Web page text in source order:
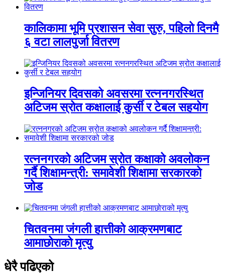
कालिकामा भूमि प्रशासन सेवा सुरु, पहिलो दिनमै
६ वटा लालपुर्जा वितरण
इन्जिनियर दिवसको अवसरमा रत्ननगरस्थित
अटिजम स्रोत कक्षालाई कुर्सी र टेबल सहयोग
रत्ननगरको अटिजम स्रोत कक्षाको अवलोकन
गर्दै शिक्षामन्त्री: समावेशी शिक्षामा सरकारको
जोड
चितवनमा जंगली हात्तीको आक्रमणबाट
आमाछोराको मृत्यु
धेरै पढिएको